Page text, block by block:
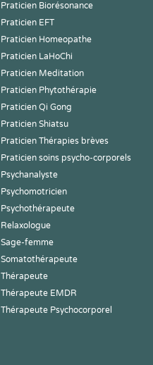
Praticien Biorésonance
Praticien EFT
Praticien Homeopathe
Praticien LaHoChi
Praticien Meditation
Praticien Phytothérapie
Praticien Qi Gong
Praticien Shiatsu
Praticien Thérapies brèves
Praticien soins psycho-corporels
Psychanalyste
Psychomotricien
Psychothérapeute
Relaxologue
Sage-femme
Somatothérapeute
Thérapeute
Thérapeute EMDR
Thérapeute Psychocorporel